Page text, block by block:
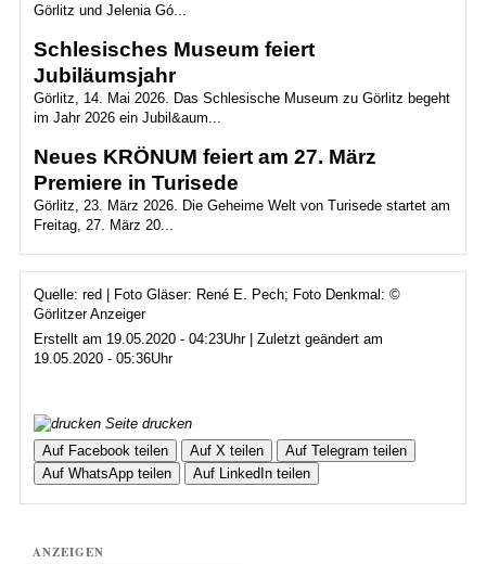
Görlitz und Jelenia Gó...
Schlesisches Museum feiert
Jubiläumsjahr
Görlitz, 14. Mai 2026. Das Schlesische Museum zu Görlitz begeht
im Jahr 2026 ein Jubil&aum...
Neues KRÖNUM feiert am 27. März
Premiere in Turisede
Görlitz, 23. März 2026. Die Geheime Welt von Turisede startet am
Freitag, 27. März 20...
Quelle: red | Foto Gläser: René E. Pech; Foto Denkmal: ©
Görlitzer Anzeiger
Erstellt am 19.05.2020 - 04:23Uhr | Zuletzt geändert am
19.05.2020 - 05:36Uhr
Seite drucken
Auf Facebook teilen
Auf X teilen
Auf Telegram teilen
Auf WhatsApp teilen
Auf LinkedIn teilen
ANZEIGEN